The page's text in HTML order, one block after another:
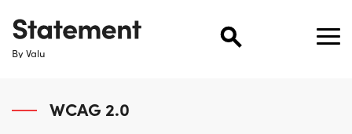
By Valu
WCAG 2.0